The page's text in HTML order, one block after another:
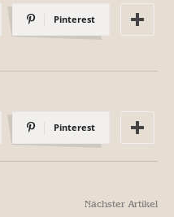
Pinterest
Pinterest
Nächster Artikel